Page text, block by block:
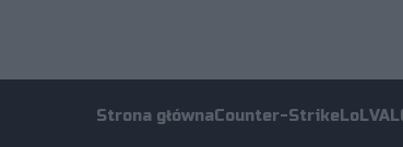
Strona głównaCounter-StrikeLoL